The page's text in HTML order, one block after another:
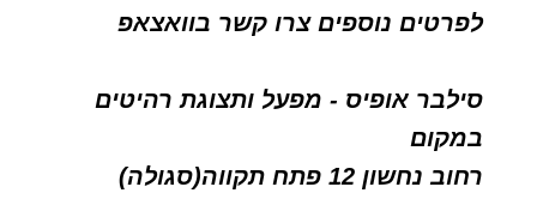
לפרטים נוספים צרו קשר בוואצאפ
סילבר אופיס - מפעל ותצוגת רהיטים
במקום
רחוב נחשון 12 פתח תקווה(סגולה)